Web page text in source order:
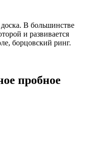
В большинстве
и развивается
борцовский ринг.
пробное